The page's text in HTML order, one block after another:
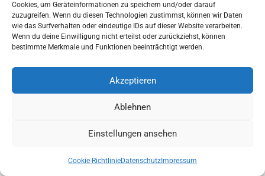
Cookies, um Geräteinformationen zu speichern und/oder darauf
zuzugreifen. Wenn du diesen Technologien zustimmst, können wir Daten
wie das Surfverhalten oder eindeutige IDs auf dieser Website verarbeiten.
Wenn du deine Einwilligung nicht erteilst oder zurückziehst, können
bestimmte Merkmale und Funktionen beeinträchtigt werden.
Akzeptieren
Ablehnen
Einstellungen ansehen
Cookie-RichtlinieDatenschutz Impressum
Temporäre Cookies (auch: Session- oder
Sitzungscookies):Temporäre Cookies werden
spätestens gelöscht, nachdem ein Nutzer ein
Onlineangebot verlassen und sein Endgerät (z. B.
Browser oder mobile Applikation) geschlossen hat.
Permanente Cookies bleiben auch
können beispielsweise der Log-in-Status gespeichert und
bevorzugte Inhalte direkt angezeigt werden, wenn der